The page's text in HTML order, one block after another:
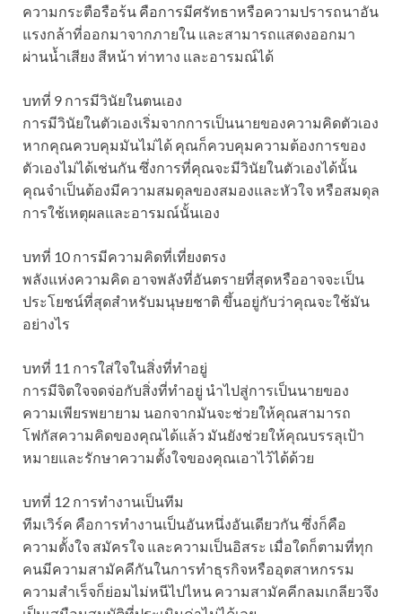
ความกระตือรือร้น คือการมีศรัทธาหรือความปรารถนาอัน
แรงกล้าที่ออกมาจากภายใน และสามารถแสดงออกมา
ผ่านน้ำเสียง สีหน้า ท่าทาง และอารมณ์ได้
บทที่ 9 การมีวินัยในตนเอง
การมีวินัยในตัวเองเริ่มจากการเป็นนายของความคิดตัวเอง
หากคุณควบคุมมันไม่ได้ คุณก็ควบคุมความต้องการของ
ตัวเองไม่ได้เช่นกัน ซึ่งการที่คุณจะมีวินัยในตัวเองได้นั้น
คุณจำเป็นต้องมีความสมดุลของสมองและหัวใจ หรือสมดุล
การใช้เหตุผลและอารมณ์นั้นเอง
บทที่ 10 การมีความคิดที่เที่ยงตรง
พลังแห่งความคิด อาจพลังที่อันตรายที่สุดหรืออาจจะเป็น
ประโยชน์ที่สุดสำหรับมนุษยชาติ ขึ้นอยู่กับว่าคุณจะใช้มัน
อย่างไร
บทที่ 11 การใส่ใจในสิ่งที่ทำอยู่
การมีจิตใจจดจ่อกับสิ่งที่ทำอยู่ นำไปสู่การเป็นนายของ
ความเพียรพยายาม นอกจากมันจะช่วยให้คุณสามารถ
โฟกัสความคิดของคุณได้แล้ว มันยังช่วยให้คุณบรรลุเป้า
หมายและรักษาความตั้งใจของคุณเอาไว้ได้ด้วย
บทที่ 12 การทำงานเป็นทีม
ทีมเวิร์ค คือการทำงานเป็นอันหนึ่งอันเดียวกัน ซึ่งก็คือ
ความตั้งใจ สมัครใจ และความเป็นอิสระ เมื่อใดก็ตามที่ทุก
คนมีความสามัคคีกันในการทำธุรกิจหรืออุตสาหกรรม
ความสำเร็จก็ย่อมไม่หนีไปไหน ความสามัคคีกลมเกลียวจึง